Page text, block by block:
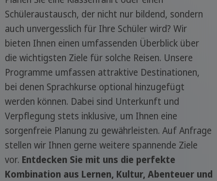
Schüleraustausch, der nicht nur bildend, sondern
auch unvergesslich für Ihre Schüler wird? Wir
bieten Ihnen einen umfassenden Überblick über
die wichtigsten Ziele für solche Reisen. Unsere
Programme umfassen attraktive Destinationen,
bei denen Sprachkurse optional hinzugefügt
werden können. Dabei sind Unterkunft und
Verpflegung stets inklusive, um Ihnen eine
sorgenfreie Planung zu gewährleisten. Auf Anfrage
stellen wir Ihnen gerne weitere spannende Ziele
vor. Entdecken Sie mit uns die perfekte
Kombination aus Lernen, Kultur, Abenteuer und